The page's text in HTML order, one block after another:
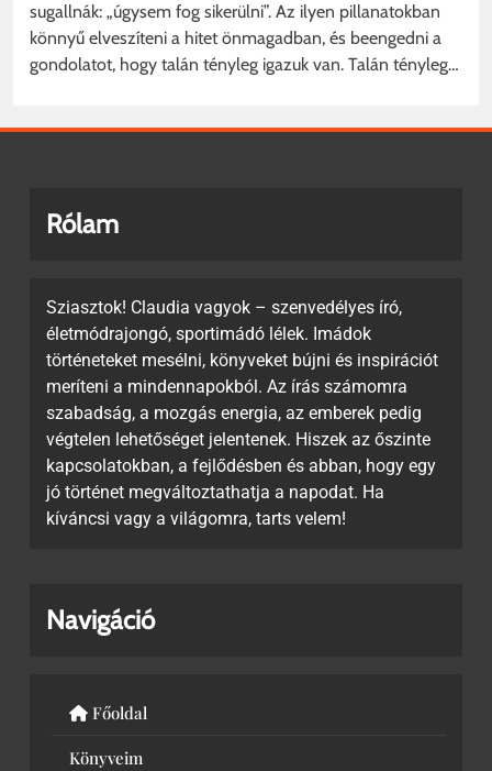
sugallnák: „úgysem fog sikerülni”. Az ilyen pillanatokban
könnyű elveszíteni a hitet önmagadban, és beengedni a
gondolatot, hogy talán tényleg igazuk van. Talán tényleg…
Rólam
Sziasztok! Claudia vagyok – szenvedélyes író,
életmódrajongó, sportimádó lélek. Imádok
történeteket mesélni, könyveket bújni és inspirációt
meríteni a mindennapokból. Az írás számomra
szabadság, a mozgás energia, az emberek pedig
végtelen lehetőséget jelentenek. Hiszek az őszinte
kapcsolatokban, a fejlődésben és abban, hogy egy
jó történet megváltoztathatja a napodat. Ha
kíváncsi vagy a világomra, tarts velem!
Navigáció
Főoldal
Könyveim